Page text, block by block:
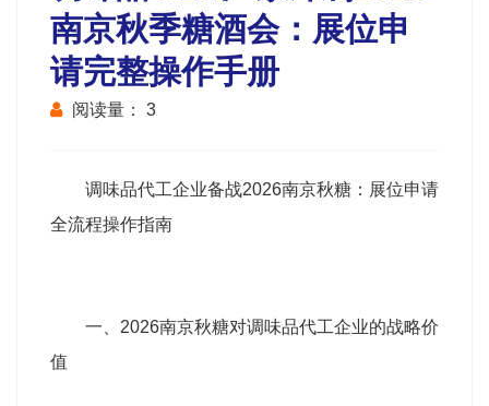
南京秋季糖酒会：展位申
请完整操作手册
阅读量： 3
调味品代工企业备战2026南京秋糖 ：展位申请
全流程操作指南
一、2026南京秋糖对调味品代工企业的战略价
值